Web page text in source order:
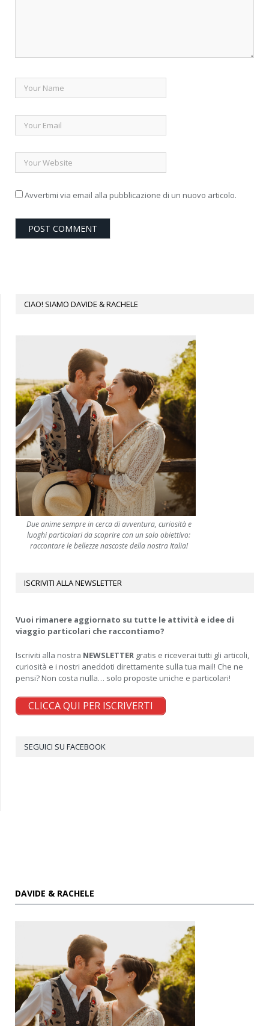
Avvertimi via email alla pubblicazione di un nuovo articolo.
CIAO! SIAMO DAVIDE & RACHELE
Due anime sempre in cerca di avventura, curiosità e
luoghi particolari da scoprire con un solo obiettivo:
raccontare le bellezze nascoste della nostra Italia!
ISCRIVITI ALLA NEWSLETTER
Vuoi rimanere aggiornato su tutte le attività e idee di
viaggio particolari che raccontiamo?
Iscriviti alla nostra NEWSLETTER gratis e riceverai tutti gli articoli,
curiosità e i nostri aneddoti direttamente sulla tua mail! Che ne
pensi? Non costa nulla… solo proposte uniche e particolari!
CLICCA QUI PER ISCRIVERTI
SEGUICI SU FACEBOOK
DAVIDE & RACHELE